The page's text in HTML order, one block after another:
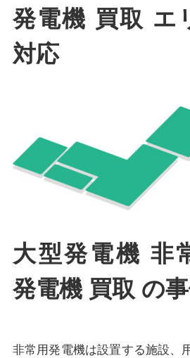
発電機 買取 エ
対応
大型発電機 非
発電機 買取 の事
非常用発電機は設置する施設、